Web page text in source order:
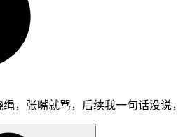
，张嘴就骂，后续我一句话没说，